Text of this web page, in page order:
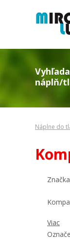
náplň/
Náplne do
Viac